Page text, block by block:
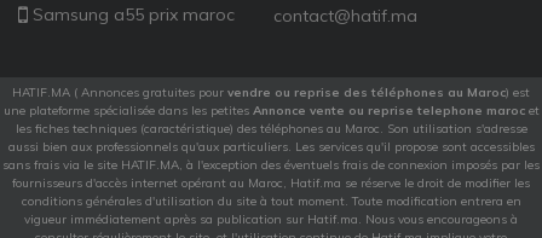
Samsung a55 prix maroc
contact@hatif.ma
HATIF.MA ( Annonces gratuites pour vendre ou reprise des téléphones au Maroc) est
une plateforme spécialisée dans les petites Annonce vente ou reprise telephone marocet
les fiches techniques (caractéristique) des téléphones au Maroc. Son utilisation s'adresse
aussi bien aux professionnels qu'aux particuliers. Les services qu'il propose sont accessibles
sans frais via le site HATIF.MA, à l'exception des éventuels frais de connexion imposés par les
fournisseurs d'accès internet opérant au Maroc, Hatif.ma se réserve le droit de modifier les
conditions générales d'utilisation du site à tout moment. Toute modification entrera en
vigueur immédiatement après sa publication sur Hatif.ma. Nous vous encourageons à